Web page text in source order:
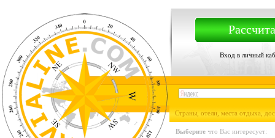
Вход в личный
Страны, отели, места отдыха,
Выберите что Вас интересует: